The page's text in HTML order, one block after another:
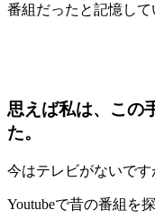
番組だったと記憶して
思えば私は、この
た。
今はテレビがないです
Youtubeで昔の番組を